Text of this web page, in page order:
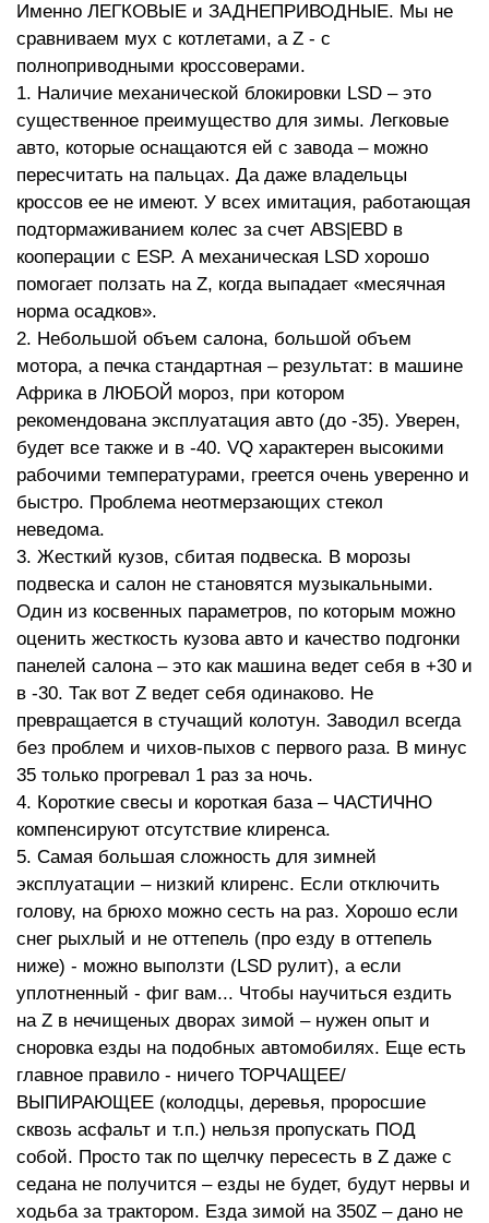
Именно ЛЕГКОВЫЕ и ЗАДНЕПРИВОДНЫЕ. Мы не
сравниваем мух с котлетами, а Z - c
полноприводными кроссоверами.
1. Наличие механической блокировки LSD – это
существенное преимущество для зимы. Легковые
авто, которые оснащаются ей с завода – можно
пересчитать на пальцах. Да даже владельцы
кроссов ее не имеют. У всех имитация, работающая
подтормаживанием колес за счет ABS|EBD в
кооперации с ESP. А механическая LSD хорошо
помогает ползать на Z, когда выпадает «месячная
норма осадков».
2. Небольшой объем салона, большой объем
мотора, а печка стандартная – результат: в машине
Африка в ЛЮБОЙ мороз, при котором
рекомендована эксплуатация авто (до -35). Уверен,
будет все также и в -40. VQ характерен высокими
рабочими температурами, греется очень уверенно и
быстро. Проблема неотмерзающих стекол
неведома.
3. Жесткий кузов, сбитая подвеска. В морозы
подвеска и салон не становятся музыкальными.
Один из косвенных параметров, по которым можно
оценить жесткость кузова авто и качество подгонки
панелей салона – это как машина ведет себя в +30 и
в -30. Так вот Z ведет себя одинаково. Не
превращается в стучащий колотун. Заводил всегда
без проблем и чихов-пыхов с первого раза. В минус
35 только прогревал 1 раз за ночь.
4. Короткие свесы и короткая база – ЧАСТИЧНО
компенсируют отсутствие клиренса.
5. Самая большая сложность для зимней
эксплуатации – низкий клиренс. Если отключить
голову, на брюхо можно сесть на раз. Хорошо если
снег рыхлый и не оттепель (про езду в оттепель
ниже) - можно выползти (LSD рулит), а если
уплотненный - фиг вам... Чтобы научиться ездить
на Z в нечищеных дворах зимой – нужен опыт и
сноровка езды на подобных автомобилях. Еще есть
главное правило - ничего ТОРЧАЩЕЕ/
ВЫПИРАЮЩЕЕ (колодцы, деревья, проросшие
сквозь асфальт и т.п.) нельзя пропускать ПОД
собой. Просто так по щелчку пересесть в Z даже с
седана не получится – езды не будет, будут нервы и
ходьба за трактором. Езда зимой на 350Z – дано не